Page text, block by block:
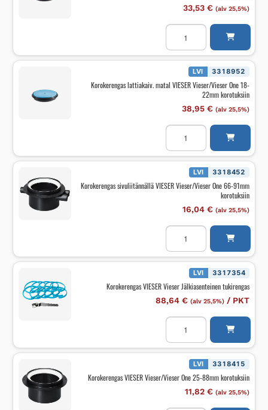
33,53 € (alv 25,5%)
Korokerengas
lattiakaiv.
matal
VIESER
Vieser/Vieser
16mm
korotuksiin
LVI 3318952
Korokerengas lattiakaiv. matal VIESER Vieser/Vieser One 18-
22mm korotuksiin
38,95 € (alv 25,5%)
Korokerengas
lattiakaiv.
VIESER
Vieser/Vieser
22mm
LVI 3318452
Korokerengas sivuliitännällä VIESER Vieser/Vieser One 66-91mm
korotuksiin
16,04 € (alv 25,5%)
Korokerengas
sivuliitännällä
Vieser/Vieser
One
korotuksiin
määrä
LVI 3317354
Korokerengas VIESER Vieser Jälkiasenteinen tukirengas
88,64 € (alv 25,5%)/ PKT
Korokerengas
VIESER
Jälkiasenteinen
tukirengas
määrä LVI 3318415
Korokerengas VIESER Vieser/Vieser One 25-88mm korotuksiin
11,82 € (alv 25,5%)